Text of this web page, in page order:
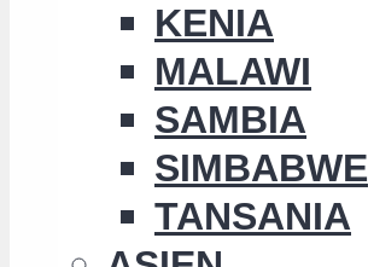
KENIA
MALAWI
SAMBIA
SIMBABWE
TANSANIA